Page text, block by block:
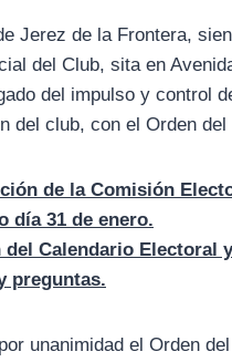
Jerez de la Frontera,
del Club, sita en
del impulso y control
del club, con el Orden
de la Comisión
día 31 de enero.
del Calendario Electoral
preguntas.
unanimidad el Orden